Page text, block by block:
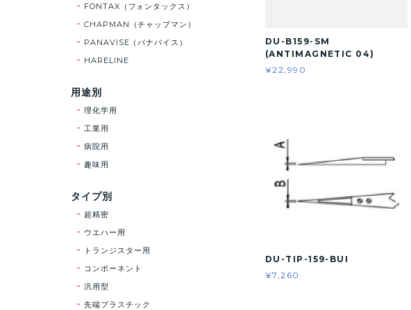
DU-B159-SM
(ANTIMAGNETIC 04)
¥22,990
DU-TIP-159-BUI
¥7,260
FONTAX（フォンタックス）
CHAPMAN（チャップマン）
PANAVISE（パナバイス）
HARELINE
用途別
理化学用
工業用
病院用
趣味用
タイプ別
超精密
ウエハー用
トランジスター用
コンポーネント
汎用型
先端プラスチック